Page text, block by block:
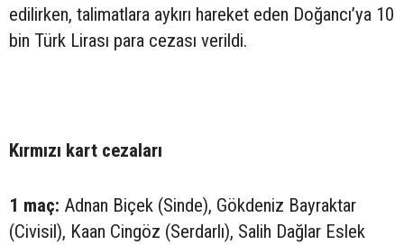
edilirken, talimatlara aykırı hareket eden Doğancı’ya 10
bin Türk Lirası para cezası verildi.
Kırmızı kart cezaları
1 maç: Adnan Biçek (Sinde), Gökdeniz Bayraktar
(Civisil), Kaan Cingöz (Serdarlı), Salih Dağlar Eslek